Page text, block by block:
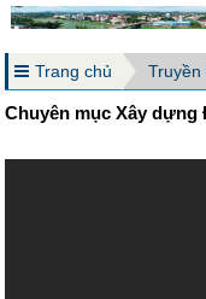
Trang chủ Truyền
Chuyên mục Xây dựng